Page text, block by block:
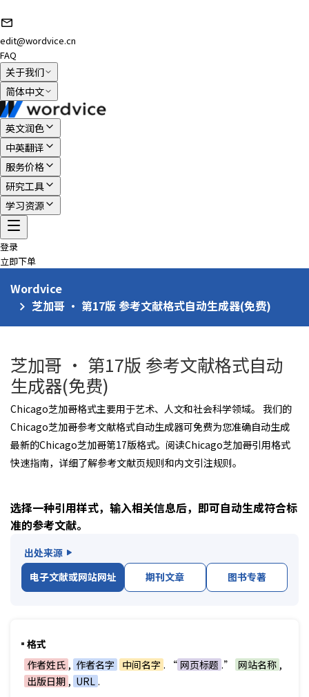
edit@wordvice.cn
FAQ
关于我们
简体中文
英文润色
中英翻译
服务价格
研究工具
学习资源
登录
立即下单
Wordvice
芝加哥 · 第17版 参考文献格式自动生成器(免费)
芝加哥 · 第17版 参考文献格式自动
生成器(免费)
Chicago芝加哥格式主要用于艺术、人文和社会科学领域。 我们的
Chicago芝加哥参考文献格式自动生成器可免费为您准确自动生成
最新的Chicago芝加哥第17版格式。阅读Chicago芝加哥引用格式
快速指南，详细了解参考文献页规则和内文引注规则。
选择一种引用样式，输入相关信息后，即可自动生成符合标
准的参考文献。
出处来源
电子文献或网站网址
期刊文章 图书专著
格式
作者姓氏 , 作者名字 中间名字 . “ 网页标题 .” 网站名称 ,
出版日期 , URL .